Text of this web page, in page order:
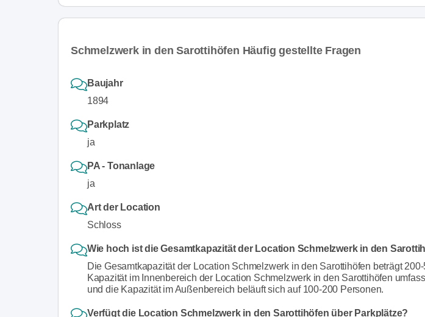
Schmelzwerk in den Sarottihöfen Häufig gestellte Fragen
Baujahr
1894
Parkplatz
ja
PA - Tonanlage
ja
Art der Location
Schloss
Wie hoch ist die Gesamtkapazität der Location Schmelzwerk in den
Die Gesamtkapazität der Location Schmelzwerk in den Sarottihöfen beträgt
Kapazität im Innenbereich der Location Schmelzwerk in den Sarottihöfen
und die Kapazität im Außenbereich beläuft sich auf 100-200 Personen.
Verfügt die Location Schmelzwerk in den Sarottihöfen über Parkplätze?